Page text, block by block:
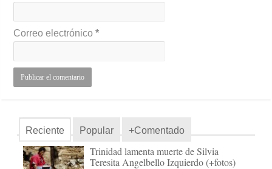
Correo electrónico*
Reciente Popular +Comentado
Trinidad lamenta muerte de Silvia
Teresita Angelbello Izquierdo (+fotos)